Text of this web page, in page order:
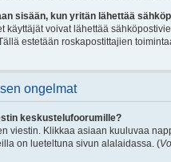
sisään, kun yritän lähettää
käyttäjät voivat lähettää
estetään roskapostittajien
ongelmat
keskustelufoorumille?
viestin. Klikkaa asiaan kuuluvaa
on lueteltuna sivun alalaidassa. (